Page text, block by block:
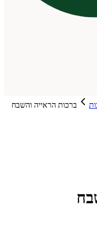
הראייה והשבח